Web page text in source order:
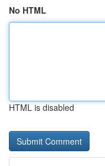
No HTML
HTML is disabled